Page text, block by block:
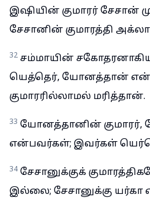
இஷியின் குமாரர் சேசான்
சேசானின் குமாரத்தி
32 சம்மாயின்
யெத்தெர், யோனத்தான்
குமாரரில்லாமல் மரித்தான்.
33 யோனத்தானின் குமாரர்,
என்பவர்கள்; இவர்கள்
34 சேசானுக்குக்
இல்லை; சேசானுக்கு யர்கா